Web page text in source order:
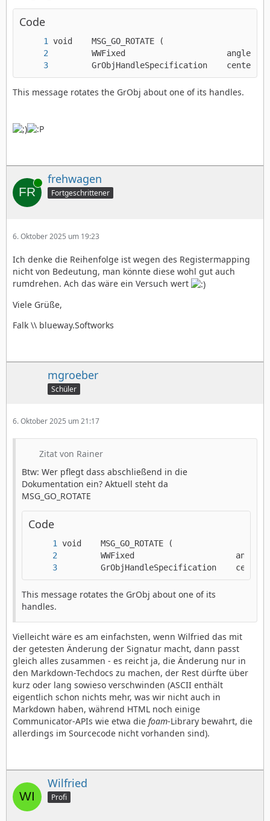
Code
        GrObjHandleSpecification    center);
This message rotates the GrObj about one of its handles.
Online frehwagen
Fortgeschrittener
6. Oktober 2025 um 19:23
Ich denke die Reihenfolge ist wegen des Registermapping
nicht von Bedeutung, man könnte diese wohl gut auch
rumdrehen. Ach das wäre ein Versuch wert
Viele Grüße,
Falk \\ blueway.Softworks
mgroeber
Schüler
6. Oktober 2025 um 21:17
Zitat von Rainer
Btw: Wer pflegt dass abschließend in die
Dokumentation ein? Aktuell steht da
MSG_GO_ROTATE
Code
GrObjHandleSpecification
This message rotates the GrObj about one of its
handles.
Vielleicht wäre es am einfachsten, wenn Wilfried das mit
der getesten Änderung der Signatur macht, dann passt
gleich alles zusammen - es reicht ja, die Änderung nur in
den Markdown-Techdocs zu machen, der Rest dürfte über
kurz oder lang sowieso verschwinden (ASCII enthält
eigentlich schon nichts mehr, was wir nicht auch in
Markdown haben, während HTML noch einige
Communicator-APIs wie etwa die foam-Library bewahrt, die
allerdings im Sourcecode nicht vorhanden sind).
Wilfried
Profi